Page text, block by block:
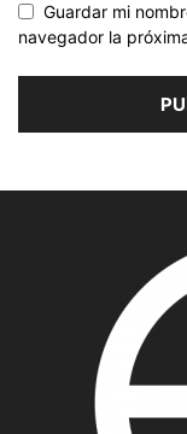
Guardar mi
navegador la